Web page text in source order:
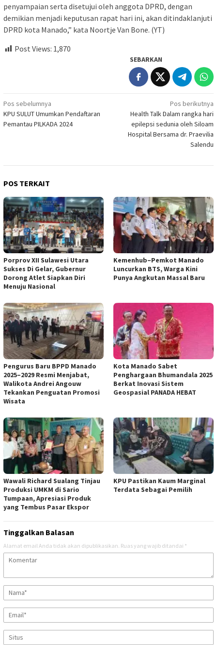
penyampaian serta disetujui oleh anggota DPRD, dengan
demikian menjadi keputusan rapat hari ini, akan ditindaklanjuti
DPRD kota Manado,” kata Noortje Van Bone. (YT)
Post Views: 1,870
SEBARKAN
Navigasi
pos
Pos sebelumnya
KPU SULUT Umumkan Pendaftaran
Pemantau PILKADA 2024
Pos berikutnya
Health Talk Dalam rangka hari
epilepsi sedunia oleh Siloam
Hospital Bersama dr. Praevilia
Salendu
POS TERKAIT
Porprov XII Sulawesi Utara
Sukses Di Gelar, Gubernur
Dorong Atlet Siapkan Diri
Menuju Nasional
Kemenhub–Pemkot Manado
Luncurkan BTS, Warga Kini
Punya Angkutan Massal Baru
Pengurus Baru BPPD Manado
2025–2029 Resmi Menjabat,
Walikota Andrei Angouw
Tekankan Penguatan Promosi
Wisata
Kota Manado Sabet
Penghargaan Bhumandala 2025
Berkat Inovasi Sistem
Geospasial PANADA HEBAT
Wawali Richard Sualang Tinjau
Produksi UMKM di Sario
Tumpaan, Apresiasi Produk
yang Tembus Pasar Ekspor
KPU Pastikan Kaum Marginal
Terdata Sebagai Pemilih
Tinggalkan Balasan
Alamat email Anda tidak akan dipublikasikan. Ruas yang wajib ditandai *